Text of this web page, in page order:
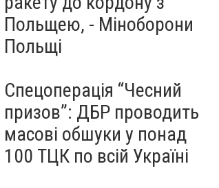
Польщею, - Міноборони
Польщі
Спецоперація “Чесний
призов”: ДБР проводить
масові обшуки у понад
100 ТЦК по всій Україні